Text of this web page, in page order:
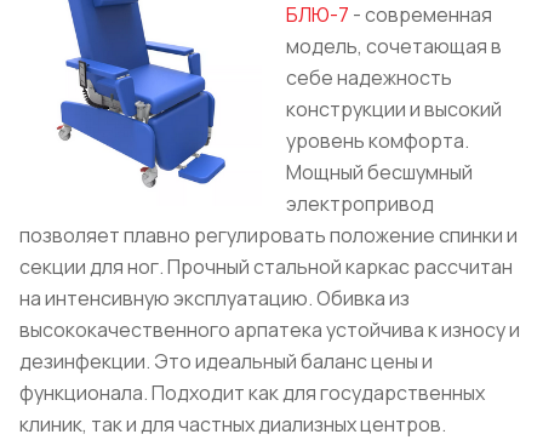
БЛЮ-7 - современная
модель, сочетающая в
себе надежность
конструкции и высокий
уровень комфорта.
Мощный бесшумный
электропривод
позволяет плавно регулировать положение спинки и
секции для ног. Прочный стальной каркас рассчитан
на интенсивную эксплуатацию. Обивка из
высококачественного арпатека устойчива к износу и
дезинфекции. Это идеальный баланс цены и
функционала. Подходит как для государственных
клиник, так и для частных диализных центров.